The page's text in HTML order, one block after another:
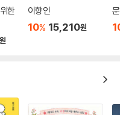
람 제국이 경이로운 발전을
신에 대한 무슬림의 믿음을
한
원
이향인
10% 15,210원